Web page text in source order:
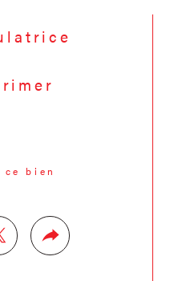
ce bien